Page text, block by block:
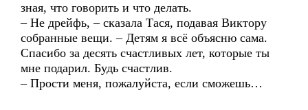
зная, что говорить и что делать.
– Не дрейфь, – сказала Тася, подавая Виктору
собранные вещи. – Детям я всё объясню сама.
Спасибо за десять счастливых лет, которые ты
мне подарил. Будь счастлив.
– Прости меня, пожалуйста, если сможешь…